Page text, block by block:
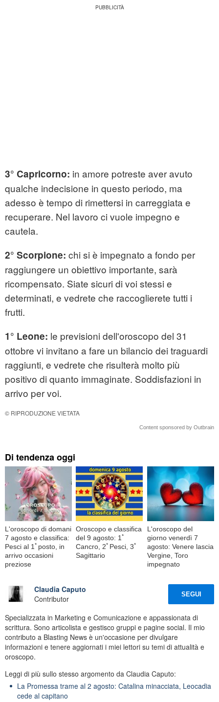
3° Capricorno: in amore potreste aver avuto
qualche indecisione in questo periodo, ma
adesso è tempo di rimettersi in carreggiata e
recuperare. Nel lavoro ci vuole impegno e
cautela.
2° Scorpione: chi si è impegnato a fondo per
raggiungere un obiettivo importante, sarà
ricompensato. Siate sicuri di voi stessi e
determinati, e vedrete che raccoglierete tutti i
frutti.
1° Leone: le previsioni dell'oroscopo del 31
ottobre vi invitano a fare un bilancio dei traguardi
raggiunti, e vedrete che risulterà molto più
positivo di quanto immaginate. Soddisfazioni in
arrivo per voi.
© RIPRODUZIONE VIETATA
Content sponsored by Outbrain
Di tendenza oggi
L'oroscopo di domani
7 agosto e classifica:
Pesci al 1ﾟposto, in
arrivo occasioni
preziose
Oroscopo e classifica
del 9 agosto: 1ﾟ
Cancro, 2ﾟPesci, 3ﾟ
Sagittario
L'oroscopo del
giorno venerdì 7
agosto: Venere lascia
Vergine, Toro
impegnato
Claudia Caputo
Contributor
SEGUI
Specializzata in Marketing e Comunicazione e appassionata di
scrittura. Sono articolista e gestisco gruppi e pagine social. Il mio
contributo a Blasting News è un'occasione per divulgare
informazioni e tenere aggiornati i miei lettori su temi di attualità e
oroscopo.
Leggi di più sullo stesso argomento da Claudia Caputo:
La Promessa trame al 2 agosto: Catalina minacciata, Leocadia
cede al capitano